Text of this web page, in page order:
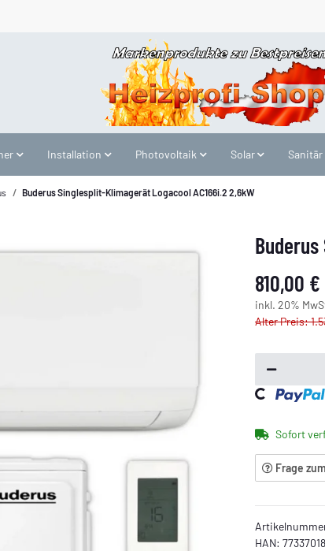
Installation Photovoltaik Solar Sanitär
Buderus Singlesplit-Klimagerät Logacool AC166i.2 2,6kW
810,00 €
inkl. 20%
Alter Preis:
Loading...
Sofort
Frage
HAN: